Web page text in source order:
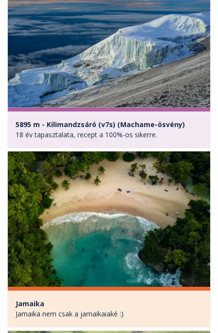
5895 m - Kilimandzsáró (v7s) (Machame-ösvény)
18 év tapasztalata, recept a 100%-os sikerre.
Jamaika
Jamaika nem csak a jamaikaiaké :)